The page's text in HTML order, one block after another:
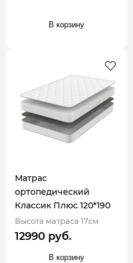
В корзину
Матрас
ортопедический
Классик Плюс 120*190
Высота матраса 17см
12990 руб.
В корзину